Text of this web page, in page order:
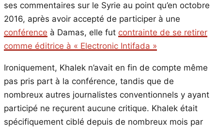
ses commentaires sur le Syrie au point qu’en octobre
2016, après avoir accepté de participer à une
conférence à Damas, elle fut contrainte de se retirer
comme éditrice à « Electronic Intifada »
Ironiquement, Khalek n’avait en fin de compte même
pas pris part à la conférence, tandis que de
nombreux autres journalistes conventionnels y ayant
participé ne reçurent aucune critique. Khalek était
spécifiquement ciblé depuis de nombreux mois par